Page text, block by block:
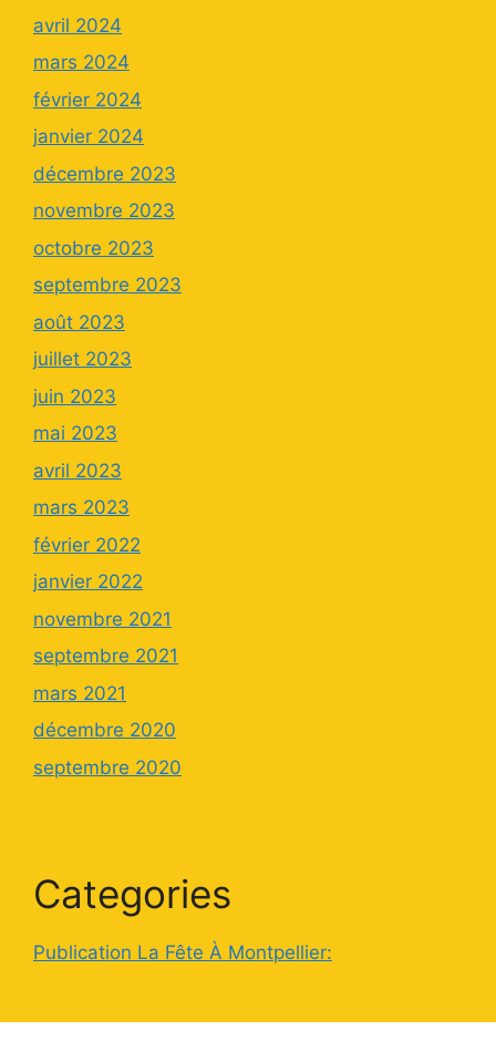
avril 2024
mars 2024
février 2024
janvier 2024
décembre 2023
novembre 2023
octobre 2023
septembre 2023
août 2023
juillet 2023
juin 2023
mai 2023
avril 2023
mars 2023
février 2022
janvier 2022
novembre 2021
septembre 2021
mars 2021
décembre 2020
septembre 2020
Categories
Publication La Fête À Montpellier: